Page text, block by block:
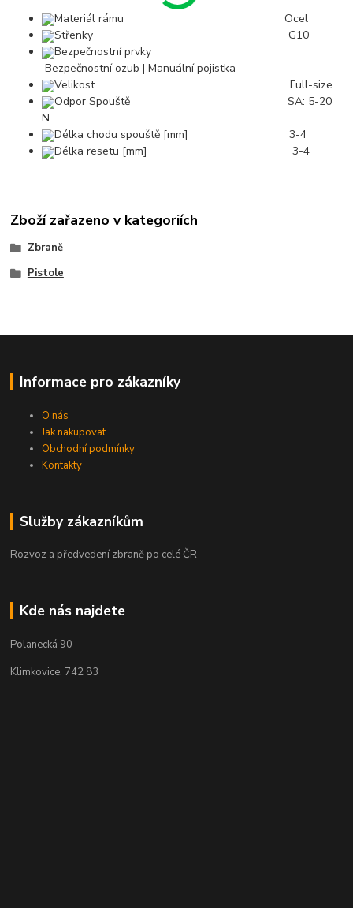
Materiál rámu Ocel
Střenky G10
Bezpečnostní prvky
Bezpečnostní ozub | Manuální pojistka
Velikost Full-size
Odpor Spouště SA: 5-20
N
Délka chodu spouště [mm] 3-4
Délka resetu [mm] 3-4
Zboží zařazeno v kategoriích
Zbraně
Pistole
Informace pro zákazníky
O nás
Jak nakupovat
Obchodní podmínky
Kontakty
Služby zákazníkům
Rozvoz a předvedení zbraně po celé ČR
Kde nás najdete
Polanecká 90
Klimkovice, 742 83